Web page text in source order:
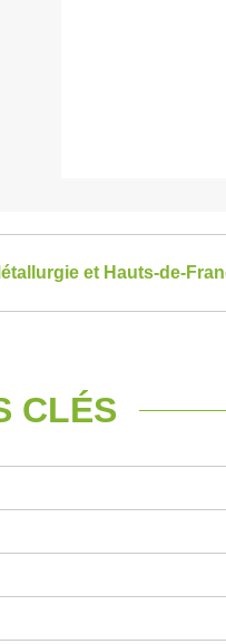
et Hauts-de-
CLÉS